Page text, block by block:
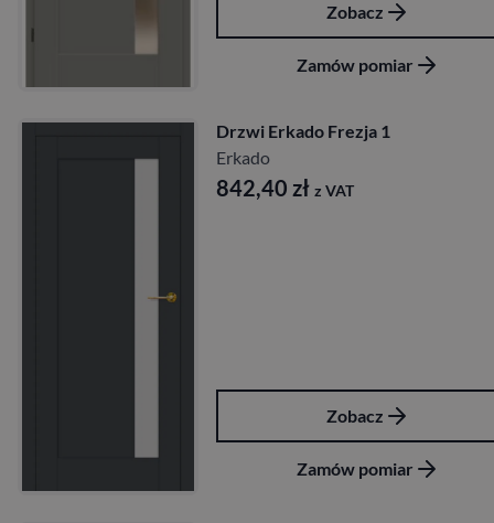
Zobacz
Zamów pomiar
Drzwi Erkado Frezja 1
Erkado
842,40 zł z VAT
Zobacz
Zamów pomiar